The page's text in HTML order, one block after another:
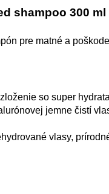
shampoo 300 ml
pre matné a
so super
jemne čistí
vlasy,